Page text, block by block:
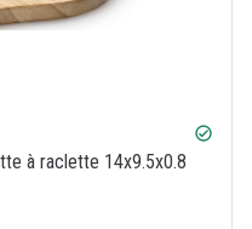
check_circle
à raclette 14x9.5x0.8